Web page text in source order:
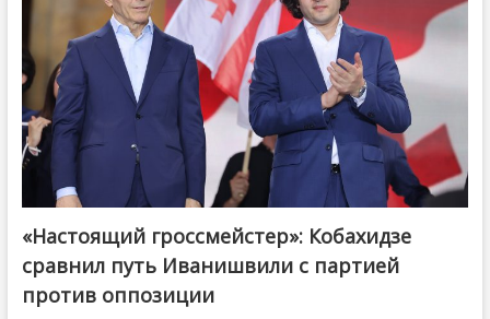
@ქართული ოცნება / Georgian Dream
«Настоящий гроссмейстер»: Кобахидзе
сравнил путь Иванишвили с партией
против оппозиции